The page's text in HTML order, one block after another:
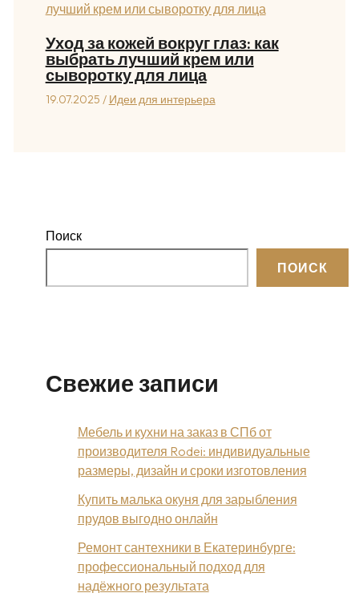
Уход за кожей вокруг глаз: как
выбрать лучший крем или
сыворотку для лица
19.07.2025 / Идеи для интерьера
Поиск
ПОИСК
Свежие записи
Мебель и кухни на заказ в СПб от
производителя Rodei: индивидуальные
размеры, дизайн и сроки изготовления
Купить малька окуня для зарыбления
прудов выгодно онлайн
Ремонт сантехники в Екатеринбурге:
профессиональный подход для
надёжного результата